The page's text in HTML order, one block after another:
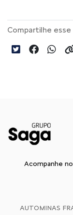
Compartilhe
Acompanhe
AUTOMINAS